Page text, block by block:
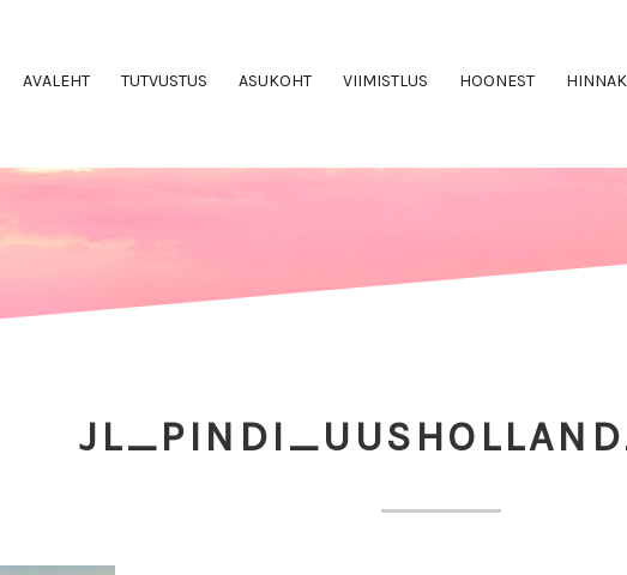
AVALEHT TUTVUSTUS ASUKOHT VIIMISTLUS HOONEST